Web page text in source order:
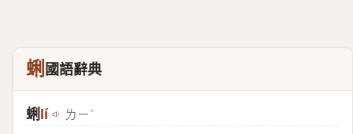
蜊 國語辭典
蜊 lí ㄌㄧˊ